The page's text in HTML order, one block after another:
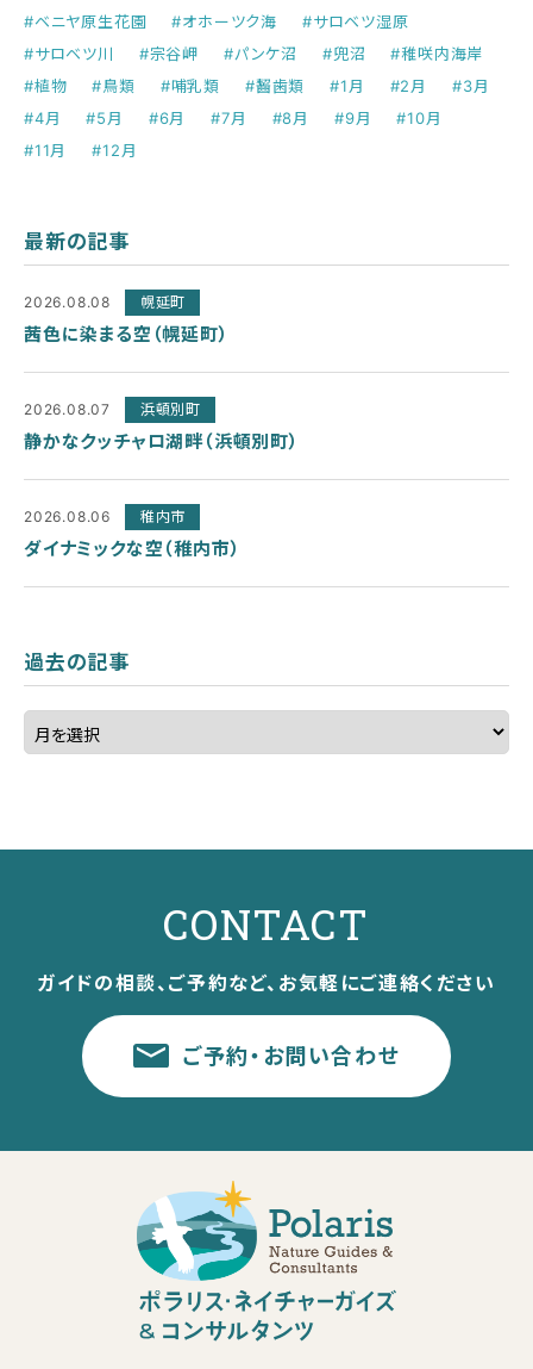
#ベニヤ原生花園
#オホーツク海
#サロベツ湿原
#サロベツ川
#宗谷岬 #パンケ沼 #兜沼
#稚咲内海岸
#植物
#鳥類 #哺乳類 #齧歯類 #1月 #2月
#3月
#4月
#5月 #6月 #7月 #8月 #9月
#10月
#11月
#12月
最新の記事
2026.08.08 幌延町
茜色に染まる空（幌延町）
2026.08.07 浜頓別町
静かなクッチャロ湖畔（浜頓別町）
2026.08.06 稚内市
ダイナミックな空（稚内市）
過去の記事
CONTACT
ガイドの相談、ご予約など、お気軽にご連絡ください
ご予約・お問い合わせ